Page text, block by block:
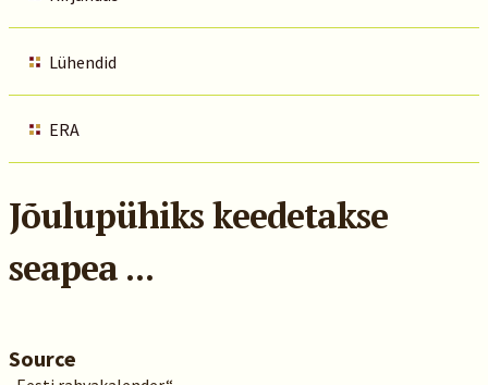
Lühendid
ERA
Jõulupühiks keedetakse
seapea ...
Source